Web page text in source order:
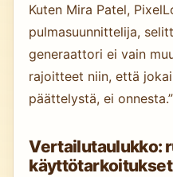
Kuten Mira Patel,
pulmasuunnittelija,
generaattori ei vain
rajoitteet niin, että
päättelystä, ei onnesta.”
Vertailutaulukko: